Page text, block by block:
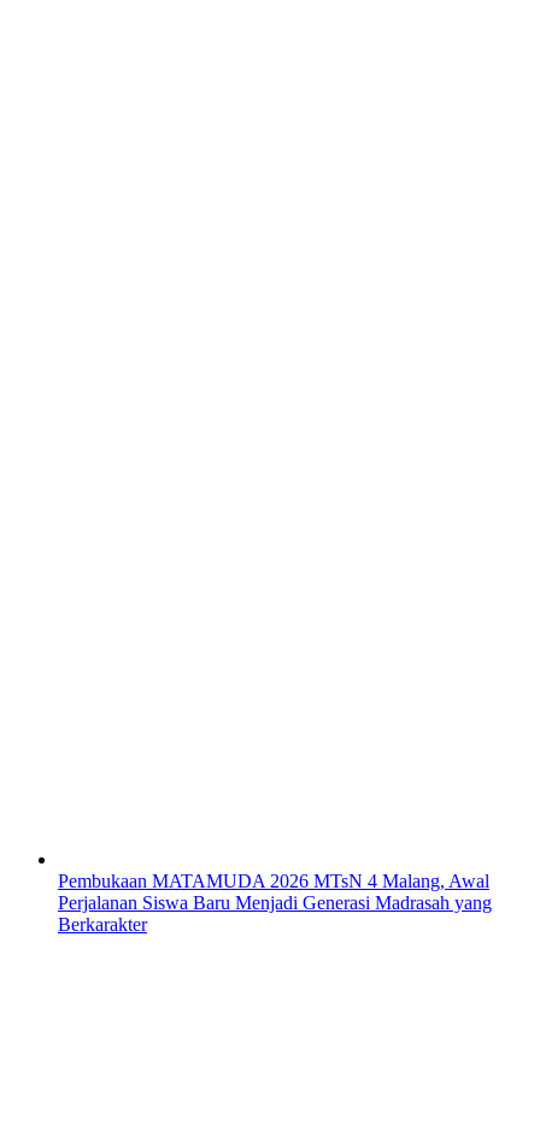
Pembukaan MATAMUDA 2026 MTsN 4 Malang, Awal
Perjalanan Siswa Baru Menjadi Generasi Madrasah yang
Berkarakter